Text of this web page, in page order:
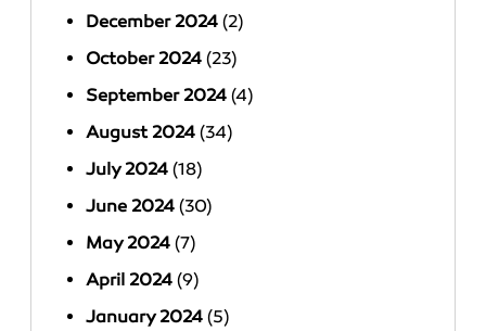
December 2024 (2)
October 2024 (23)
September 2024 (4)
August 2024 (34)
July 2024 (18)
June 2024 (30)
May 2024 (7)
April 2024 (9)
January 2024 (5)